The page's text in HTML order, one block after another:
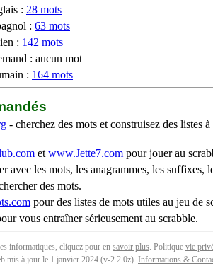
: 28 mots
: 63 mots
: 142 mots
: aucun mot
: 164 mots
- cherchez des mots et construisez des listes
et www.Jette7.com pour jouer au
avec les mots, les anagrammes, les suffixes,
des mots.
pour des listes de mots utiles au jeu de
vous entraîner sérieusement au scrabble.
informatiques, cliquez pour en savoir plus. Politique vie
mis à jour le 1 janvier 2024 (v-2.2.0z). Informations &